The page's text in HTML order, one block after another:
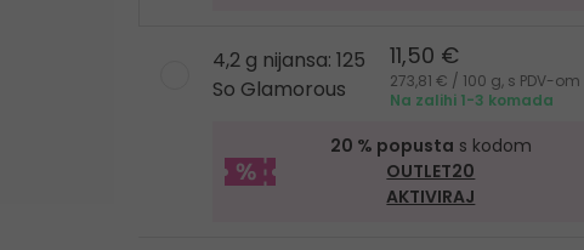
4,2 g nijansa: 125
So Glamorous
11,50 €
273,81 € / 100 g, s PDV-om
Na zalihi 1-3 komada
20 % popusta s kodom
OUTLET20
AKTIVIRAJ